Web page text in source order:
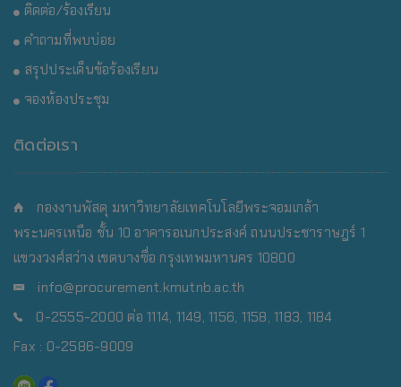
ติดต่อ/ร้องเรียน
คำถามที่พบบ่อย
สรุปประเด็นข้อร้องเรียน
จองห้องประชุม
ติดต่อเรา
กองงานพัสดุ มหาวิทยาลัยเทคโนโลยีพระจอมเกล้า
พระนครเหนือ ชั้น 10 อาคารอเนกประสงค์ ถนนประชาราษฎร์ 1
แขวงวงศ์สว่าง เขตบางซื่อ กรุงเทพมหานคร 10800
info@procurement.kmutnb.ac.th
0-2555-2000 ต่อ 1114, 1149, 1156, 1158, 1183, 1184
Fax : 0-2586-9009